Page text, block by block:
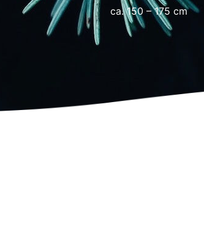
ca. 150 – 175 cm